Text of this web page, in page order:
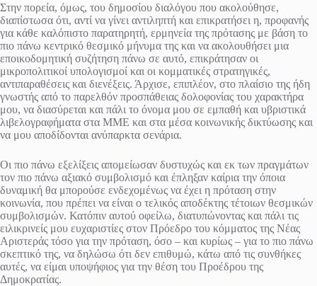
Στην πορεία, όμως, του δημοσίου διαλόγου που ακολούθησε,
διαπίστωσα ότι, αντί να γίνει αντιληπτή και επικρατήσει η, προφανής
για κάθε καλόπιστο παρατηρητή, ερμηνεία της πρότασης με βάση το
πιο πάνω κεντρικό θεσμικό μήνυμα της και να ακολουθήσει μια
εποικοδομητική συζήτηση πάνω σε αυτό, επικράτησαν οι
μικροπολιτικοί υπολογισμοί και οι κομματικές στρατηγικές,
αντιπαραθέσεις και διενέξεις. Άρχισε, επιπλέον, στο πλαίσιο της ήδη
γνωστής από το παρελθόν προσπάθειας δολοφονίας του χαρακτήρα
μου, να διασύρεται και πάλι το όνομα μου σε εμπαθή και υβριστικά
λιβελογραφήματα στα ΜΜΕ και στα μέσα κοινωνικής δικτύωσης και
να μου αποδίδονται ανύπαρκτα σενάρια.
Οι πιο πάνω εξελίξεις απομείωσαν δυστυχώς και εκ των πραγμάτων
τον πιο πάνω αξιακό συμβολισμό και έπληξαν καίρια την όποια
δυναμική θα μπορούσε ενδεχομένως να έχει η πρόταση στην
κοινωνία, που πρέπει να είναι ο τελικός αποδέκτης τέτοιων θεσμικών
συμβολισμών. Κατόπιν αυτού οφείλω, διατυπώνοντας και πάλι τις
ειλικρινείς μου ευχαριστίες στον Πρόεδρο του κόμματος της Νέας
Αριστεράς τόσο για την πρόταση, όσο – και κυρίως – για το πιο πάνω
σκεπτικό της, να δηλώσω ότι δεν επιθυμώ, κάτω από τις συνθήκες
αυτές, να είμαι υποψήφιος για την θέση του Προέδρου της
Δημοκρατίας.